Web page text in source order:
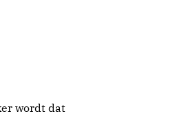
wordt dat